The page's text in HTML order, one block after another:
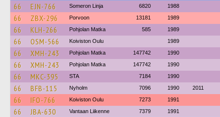
66 EJN-766 Someron Linja 6820 1988
66 ZBX-296 Porvoon 13181 1989
66 KLH-266 Pohjolan Matka 585 1989
66 OSM-566 Koiviston Oulu 1989
66 XMH-243 Pohjolan Matka 147742 1990
66 XMH-243 Pohjolan Matka 147742 1990
66 MKC-395 STA 7184 1990
66 BFB-115 Nyholm 7096 1990 2011
66 IFO-766 Koiviston Oulu 7273 1991
66 JBA-630 Vantaan Liikenne 7379 1991